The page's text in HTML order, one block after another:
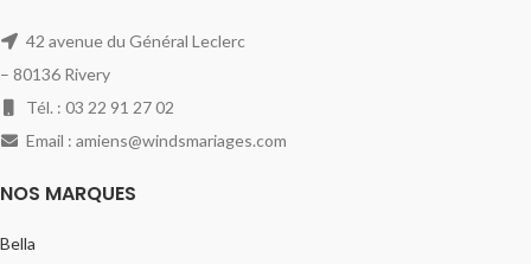
42 avenue du Général Leclerc
– 80136 Rivery
Tél. : 03 22 91 27 02
Email : amiens@windsmariages.com
NOS MARQUES
Bella